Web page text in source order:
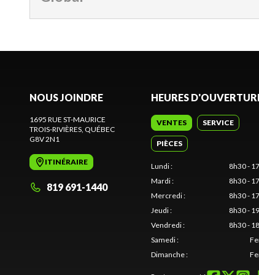
NOUS JOINDRE
1695 RUE ST-MAURICE
TROIS-RIVIÈRES, QUÉBEC
G8V 2N1
ITINÉRAIRE
819 691-1440
HEURES
VENTES SERVICE
PIÈCES
Lundi:
8h30 -
Mardi:
8h30 -
Mercredi:
8h30 -
Jeudi:
8h30 -
Vendredi:
8h30 -
Samedi:
Dimanche: